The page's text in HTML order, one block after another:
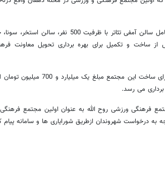
عباس عباس نژاد افزود : این مجتمع شامل سالن آمفی تئاتر با ظرفیت
ساخت و تکمیل برای بهره برداری تحویل معاونت
وی تصریح کرد: اعتبار پیش بینی شده برای ساخت این
برداری می رسد.
منطقه 13 گفت: مجتمع فرهنگی ورزشی روح الله به عنوان اولین مجتمع